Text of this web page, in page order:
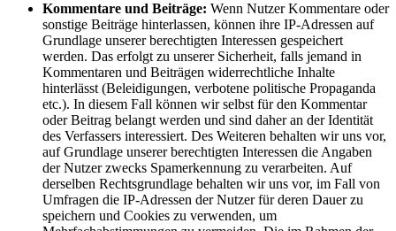
Kommentare und Beiträge: Wenn Nutzer Kommentare oder
sonstige Beiträge hinterlassen, können ihre IP-Adressen auf
Grundlage unserer berechtigten Interessen gespeichert
werden. Das erfolgt zu unserer Sicherheit, falls jemand in
Kommentaren und Beiträgen widerrechtliche Inhalte
hinterlässt (Beleidigungen, verbotene politische Propaganda
etc.). In diesem Fall können wir selbst für den Kommentar
oder Beitrag belangt werden und sind daher an der Identität
des Verfassers interessiert. Des Weiteren behalten wir uns vor,
auf Grundlage unserer berechtigten Interessen die Angaben
der Nutzer zwecks Spamerkennung zu verarbeiten. Auf
derselben Rechtsgrundlage behalten wir uns vor, im Fall von
Umfragen die IP-Adressen der Nutzer für deren Dauer zu
speichern und Cookies zu verwenden, um